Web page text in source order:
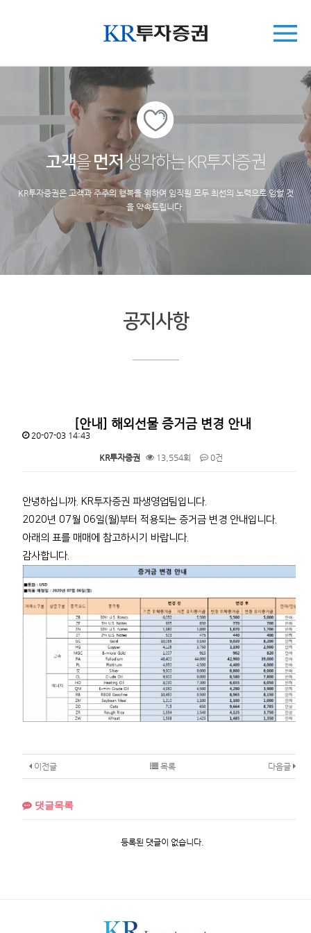
고객을먼저생각하는 KR투자증권
KR투자증권은 고객과 주주의 행복을 위하여 임직원 모두 최선의 노력으로 임할 것
을 약속드립니다.
공지사항
[안내] 해외선물 증거금 변경 안내
20-07-03 14:43
KR투자증권 13,554회 0건
안녕하십니까. KR투자증권 파생영업팀입니다.
2020년 07월 06일(월)부터 적용되는 증거금 변경 안내입니다.
아래의 표를 매매에 참고하시기 바랍니다.
감사합니다.
이전글 다음글
목록
댓글목록
등록된 댓글이 없습니다.